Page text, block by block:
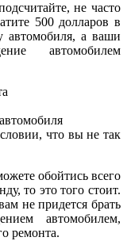
не часто
500 долларов в
автомобиля, а ваши
автомобилем
что вы не так
обойтись всего
то это того стоит.
не придется брать
автомобилем,
ремонта.